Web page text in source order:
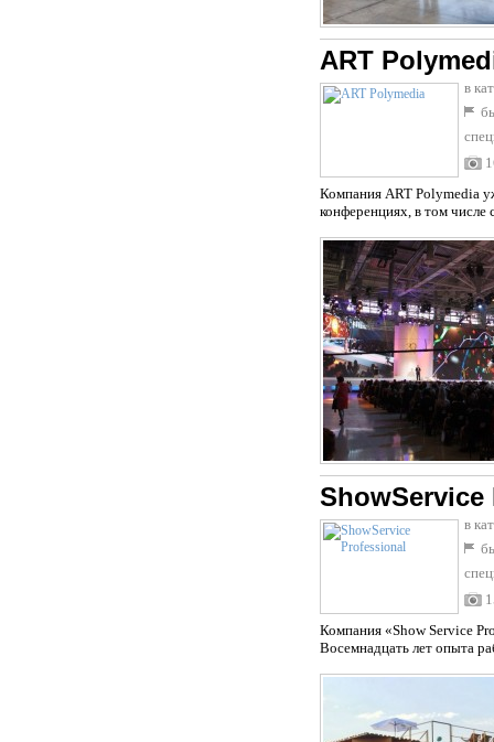
ART
в
Компания ART Polymedia
конференциях, в том числе
в
Компания «Show Service
Восемнадцать лет опыта